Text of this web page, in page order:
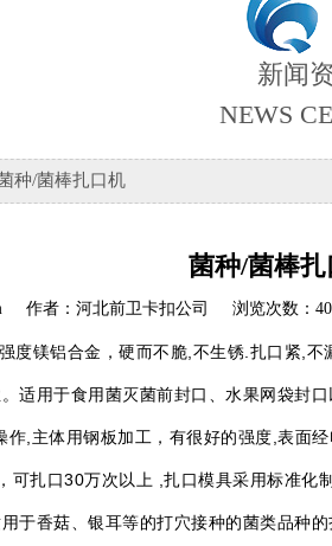
新闻
NEWS
种/菌棒扎口机
菌种/菌棒
作者：河北前卫卡扣公司 浏览次数：
镁铝合金，硬而不脆,不生锈.扎口紧,
适用于食用菌灭菌前封口、水果网袋封口
主体用钢板加工，有很好的强度,表面
扎口30万次以上 ,扎口模具采用标准
于香菇、银耳等的打穴接种的菌类品种